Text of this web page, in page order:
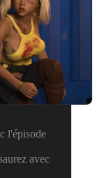
l'épisode
avec